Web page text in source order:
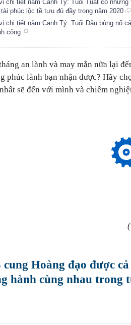
chi tiết năm Canh Tý: Tuổi Tuất có
phúc lộc tề tựu đủ đầy trong năm 2020
chi tiết năm Canh Tý: Tuổi Dậu bùng nổ
công
an lành và may mắn nữa lại
phúc lành bạn nhận được? Hãy
sẽ đến với mình và chiêm
cung Hoàng đạo được
hành cùng nhau trong